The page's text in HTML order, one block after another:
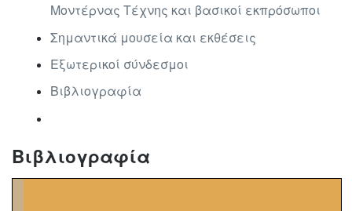
Μοντέρνας Τέχνης και βασικοί εκπρόσωποι
Σημαντικά μουσεία και εκθέσεις
Εξωτερικοί σύνδεσμοι
Βιβλιογραφία
Βιβλιογραφία